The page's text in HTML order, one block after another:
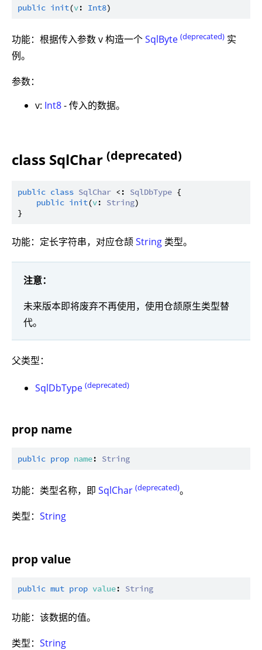
public init(v: Int8
功能：根据传入参数 v 构造一个SqlByte (deprecated) 实
例。
参数：
v: Int8- 传入的数据。
class SqlChar (deprecated)
public class SqlChar <: SqlDbType {
public init(v: String)
功能：定长字符串，对应仓颉String 类型。
注意：
未来版本即将废弃不再使用，使用仓颉原生类型替
代。
父类型：
SqlDbType (deprecated)
prop name
public prop name: String
功能：类型名称，即 SqlChar (deprecated)。
类型： String
prop value
public mut prop value: String
功能：该数据的值。
类型： String